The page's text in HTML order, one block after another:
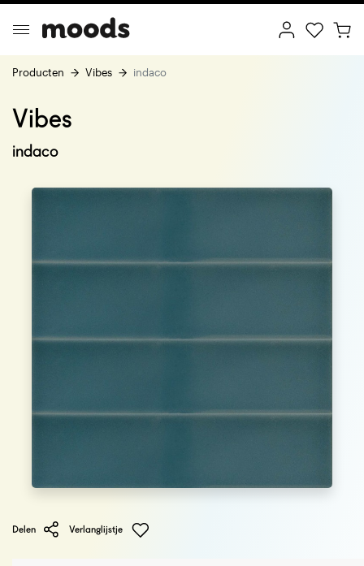
Minimalism
Producten Vibes indaco
Vibes
indaco
Delen Verlanglijstje